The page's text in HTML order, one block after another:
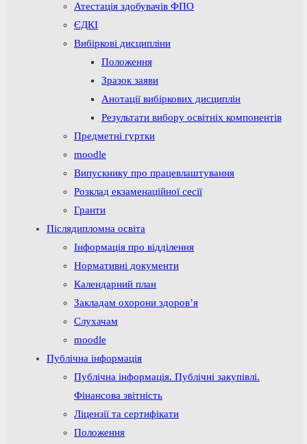
Атестація здобувачів ФПО
ЄДКІ
Вибіркові дисципліни
Положення
Зразок заяви
Анотації вибіркових дисциплін
Результати вибору освітніх компонентів
Предметні гуртки
moodle
Випускнику про працевлаштування
Розклад екзаменаційної сесії
Гранти
Післядипломна освіта
Інформація про відділення
Нормативні документи
Календарний план
Закладам охорони здоров’я
Слухачам
moodle
Публічна інформація
Публічна інформація. Публічні закупівлі.
Фінансова звітність
Ліцензії та сертифікати
Положення